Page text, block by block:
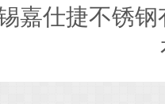
嘉仕捷不锈